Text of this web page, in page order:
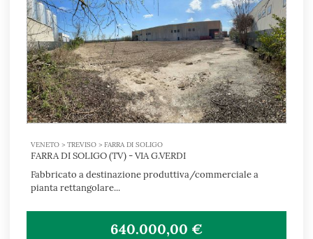
VENETO > TREVISO > FARRA DI SOLIGO
FARRA DI SOLIGO (TV) - VIA G.VERDI
Fabbricato a destinazione produttiva/commerciale a
pianta rettangolare...
640.000,00 €